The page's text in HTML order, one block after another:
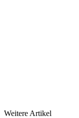
Weitere Artikel